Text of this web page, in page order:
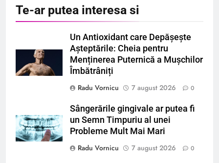
Te-ar putea interesa si
Un Antioxidant care Depășește
Așteptările: Cheia pentru
Menținerea Puternică a Mușchilor
Îmbătrâniți
Radu Vornicu
7 august 2026 0
Sângerările gingivale ar putea fi
un Semn Timpuriu al unei
Probleme Mult Mai Mari
Radu Vornicu
7 august 2026 0